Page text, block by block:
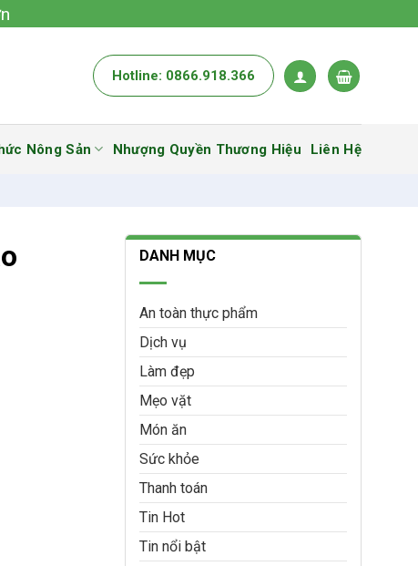
Hotline: 0866.918.366
Nông Sản Nhượng Quyền Thương Hiệu Liên Hệ
DANH MỤC
An toàn thực phẩm
Dịch vụ
Làm đẹp
Mẹo vặt
Món ăn
Sức khỏe
Thanh toán
Tin Hot
Tin nổi bật